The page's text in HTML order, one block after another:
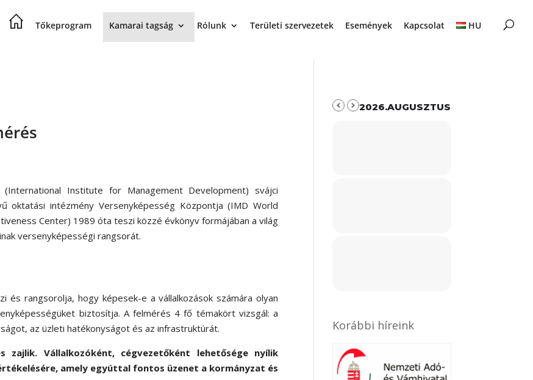
Tőkeprogram Kamarai tagság Rólunk Területi szervezetek Események Kapcsolat HU
Institute for Management Development) svájci
oktatási intézmény Versenyképesség Központja (IMD World
Center) 1989 óta teszi közzé évkönyv formájában a világ
versenyképességi rangsorát.
és rangsorolja, hogy képesek-e a vállalkozások számára olyan
biztosítja. A felmérés 4 fő témakört vizsgál: a
az üzleti hatékonyságot és az infrastruktúrát.
zajlik. Vállalkozóként, cégvezetőként lehetősége nyílik
amely egyúttal fontos üzenet a kormányzat és
2026.AUGUSZTUS
Korábbi híreink